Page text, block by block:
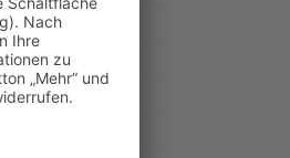
Ideen-Reich
Italien
Japan